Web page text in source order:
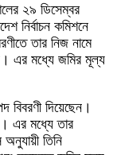
২৯ ডিসেম্বর
নির্বাচন কমিশনে
তার নিজ নামে
এর মধ্যে জমির মূল্য
বিবরণী দিয়েছেন।
এর মধ্যে তার
তিনি